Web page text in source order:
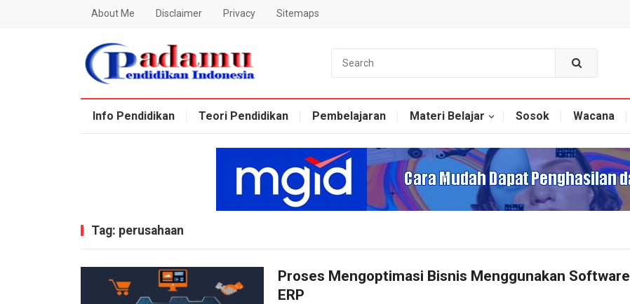
About Me Disclaimer Privacy Sitemaps
Blog Padamu
Info Pendidikan
Teori Pendidikan Pembelajaran Materi Belajar Sosok Wacana
Tag: perusahaan
Proses Mengoptimasi Bisnis Menggunakan Software
ERP